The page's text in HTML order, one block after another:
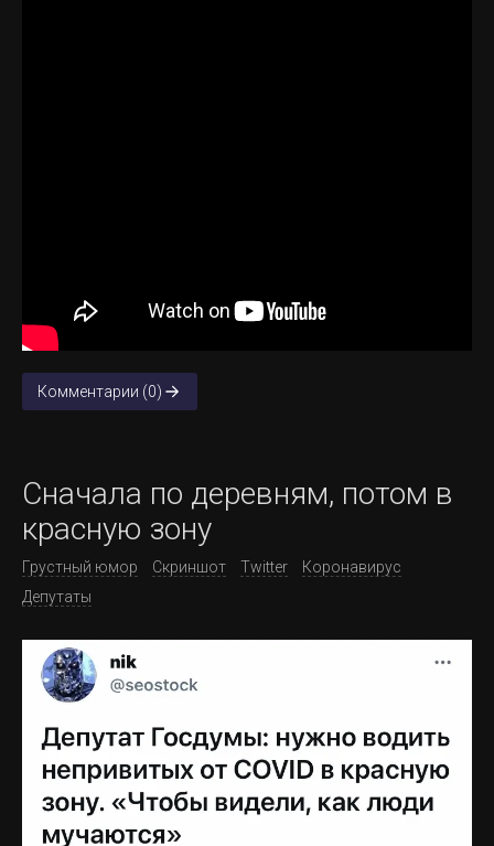
Комментарии (0)
Сначала по деревням, потом в
красную зону
Грустный юмор Скриншот Twitter
Коронавирус
Депутаты